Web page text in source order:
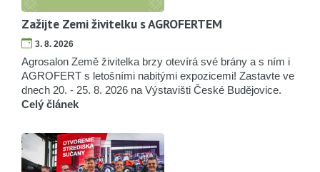
Zažijte Zemi živitelku s AGROFERTEM
3. 8. 2026
Agrosalon Země živitelka brzy otevírá své brány a s ním i
AGROFERT s letošními nabitými expozicemi! Zastavte ve
dnech 20. - 25. 8. 2026 na Výstavišti České Budějovice.
Celý článek